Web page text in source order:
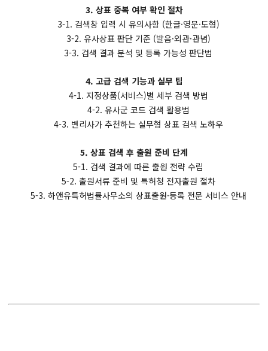
3. 상표 중복 여부 확인 절차
3-1. 검색창 입력 시 유의사항 (한글·영문·도형)
3-2. 유사상표 판단 기준 (발음·외관·관념)
3-3. 검색 결과 분석 및 등록 가능성 판단법
4. 고급 검색 기능과 실무 팁
4-1. 지정상품(서비스)별 세부 검색 방법
4-2. 유사군 코드 검색 활용법
4-3. 변리사가 추천하는 실무형 상표 검색 노하우
5. 상표 검색 후 출원 준비 단계
5-1. 검색 결과에 따른 출원 전략 수립
5-2. 출원서류 준비 및 특허청 전자출원 절차
5-3. 하앤유특허법률사무소의 상표출원·등록 전문 서비스 안내